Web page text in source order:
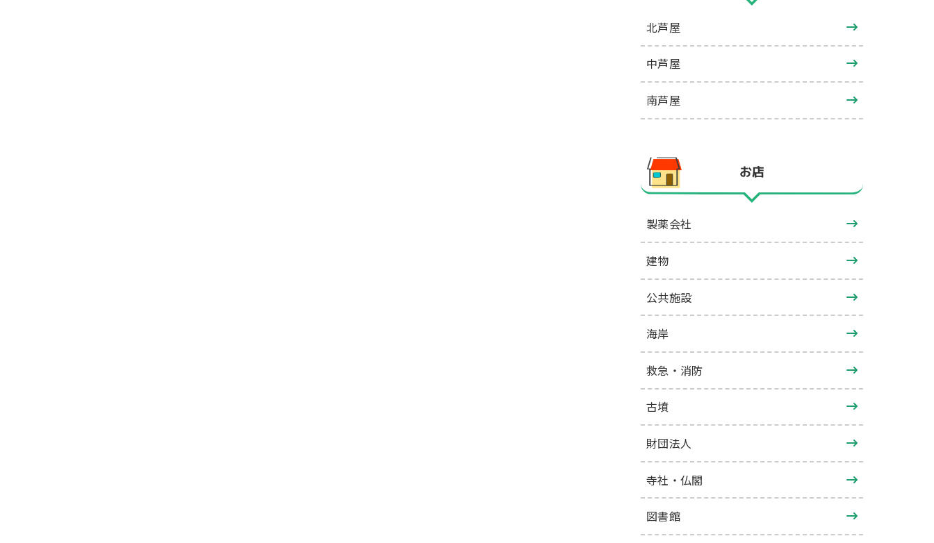
北芦屋
中芦屋
南芦屋
お店
製薬会社
建物
公共施設
海岸
救急・消防
古墳
財団法人
寺社・仏閣
図書館